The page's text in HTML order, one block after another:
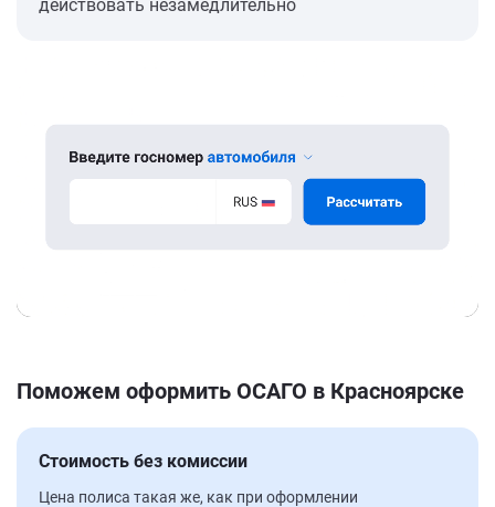
действовать незамедлительно
Поможем оформить ОСАГО в Красноярске
Стоимость без комиссии
Цена полиса такая же, как при оформлении